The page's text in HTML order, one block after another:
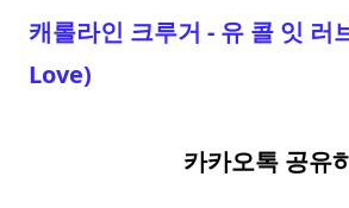
캐롤라인 크루거 - 유 콜 잇
Love)
카카오톡 공유